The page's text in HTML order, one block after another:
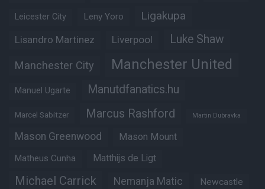
Leicester City Leny Yoro Ligakupa
Lisandro Martinez Liverpool Luke Shaw
Manchester City Manchester United
Manuel Ugarte Manutdfanatics.hu
Marcel Sabitzer Marcus Rashford Martin Dubravka
Mason Greenwood Mason Mount
Matheus Cunha Matthijs de Ligt
Michael Carrick Nemanja Matic Newcastle